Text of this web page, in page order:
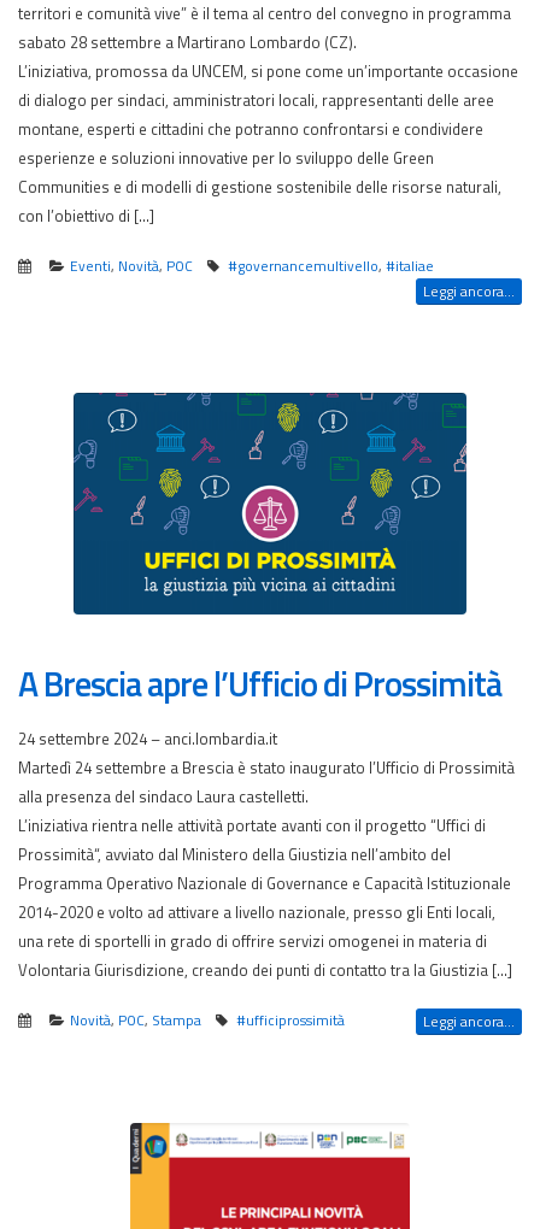
territori e comunità vive” è il tema al centro del convegno in programma
sabato 28 settembre a Martirano Lombardo (CZ).
L’iniziativa, promossa da UNCEM, si pone come un’importante occasione
di dialogo per sindaci, amministratori locali, rappresentanti delle aree
montane, esperti e cittadini che potranno confrontarsi e condividere
esperienze e soluzioni innovative per lo sviluppo delle Green
Communities e di modelli di gestione sostenibile delle risorse naturali,
con l’obiettivo di […]
Eventi, Novità, POC #governancemultivello,#italiae
Leggi ancora...
A Brescia apre l’Ufficio di Prossimità
24 settembre 2024 – anci.lombardia.it
Martedì 24 settembre a Brescia è stato inaugurato l’Ufficio di Prossimità
alla presenza del sindaco Laura castelletti.
L’iniziativa rientra nelle attività portate avanti con il progetto “Uffici di
Prossimità“, avviato dal Ministero della Giustizia nell’ambito del
Programma Operativo Nazionale di Governance e Capacità Istituzionale
2014-2020 e volto ad attivare a livello nazionale, presso gli Enti locali,
una rete di sportelli in grado di offrire servizi omogenei in materia di
Volontaria Giurisdizione, creando dei punti di contatto tra la Giustizia […]
Novità, POC, Stampa #ufficiprossimità Leggi ancora...